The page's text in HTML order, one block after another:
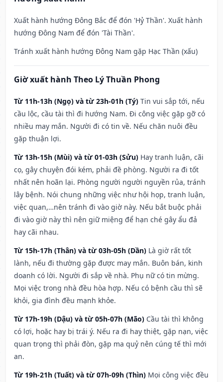
Xuất hành hướng Đông Bắc để đón 'Hỷ Thần'. Xuất hành
hướng Đông Nam để đón 'Tài Thần'.
Tránh xuất hành hướng Đông Nam gặp Hạc Thần (xấu)
Giờ xuất hành Theo Lý Thuần Phong
Từ 11h-13h (Ngọ) và từ 23h-01h (Tý) Tin vui sắp tới, nếu
cầu lộc, cầu tài thì đi hướng Nam. Đi công việc gặp gỡ có
nhiều may mắn. Người đi có tin về. Nếu chăn nuôi đều
gặp thuận lợi.
Từ 13h-15h (Mùi) và từ 01-03h (Sửu) Hay tranh luận, cãi
cọ, gây chuyện đói kém, phải đề phòng. Người ra đi tốt
nhất nên hoãn lại. Phòng người người nguyền rủa, tránh
lây bệnh. Nói chung những việc như hội họp, tranh luận,
việc quan,…nên tránh đi vào giờ này. Nếu bắt buộc phải
đi vào giờ này thì nên giữ miệng để hạn ché gây ẩu đả
hay cãi nhau.
Từ 15h-17h (Thân) và từ 03h-05h (Dần) Là giờ rất tốt
lành, nếu đi thường gặp được may mắn. Buôn bán, kinh
doanh có lời. Người đi sắp về nhà. Phụ nữ có tin mừng.
Mọi việc trong nhà đều hòa hợp. Nếu có bệnh cầu thì sẽ
khỏi, gia đình đều mạnh khỏe.
Từ 17h-19h (Dậu) và từ 05h-07h (Mão) Cầu tài thì không
có lợi, hoặc hay bị trái ý. Nếu ra đi hay thiệt, gặp nạn, việc
quan trọng thì phải đòn, gặp ma quỷ nên cúng tế thì mới
an.
Từ 19h-21h (Tuất) và từ 07h-09h (Thìn) Mọi công việc đều